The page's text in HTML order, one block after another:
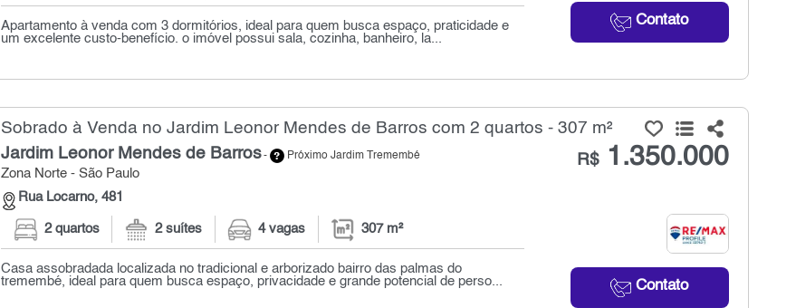
Contato
Apartamento à venda com 3 dormitórios, ideal para quem busca espaço, praticidade e
um excelente custo-benefício. o imóvel possui sala, cozinha, banheiro, la...
Sobrado à Venda no Jardim Leonor Mendes de Barros com 2 quartos - 307 m²
Jardim Leonor Mendes de Barros- Próximo Jardim Tremembé
Zona Norte - São Paulo
Rua Locarno, 481
R$1.350.000
Contato
2 quartos 2 suítes 4 vagas 307 m²
Casa assobradada localizada no tradicional e arborizado bairro das palmas do
tremembé, ideal para quem busca espaço, privacidade e grande potencial de perso...